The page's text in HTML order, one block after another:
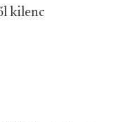
kilenc